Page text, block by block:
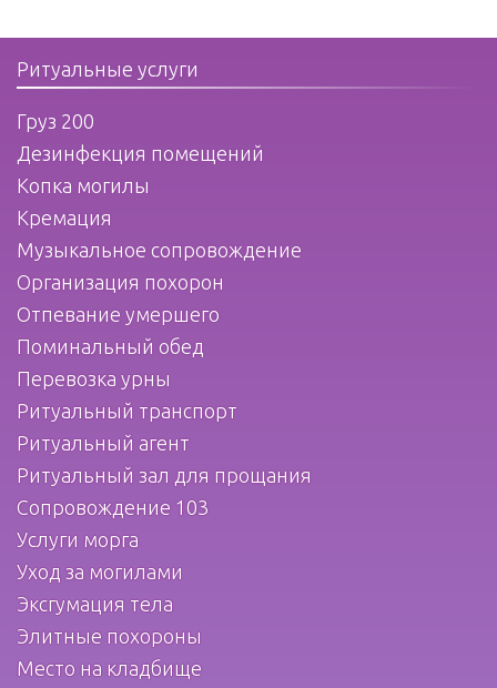
Ритуальные услуги
Груз 200
Дезинфекция помещений
Копка могилы
Кремация
Музыкальное сопровождение
Организация похорон
Отпевание умершего
Поминальный обед
Перевозка урны
Ритуальный транспорт
Ритуальный агент
Ритуальный зал для прощания
Сопровождение 103
Услуги морга
Уход за могилами
Эксгумация тела
Элитные похороны
Место на кладбище